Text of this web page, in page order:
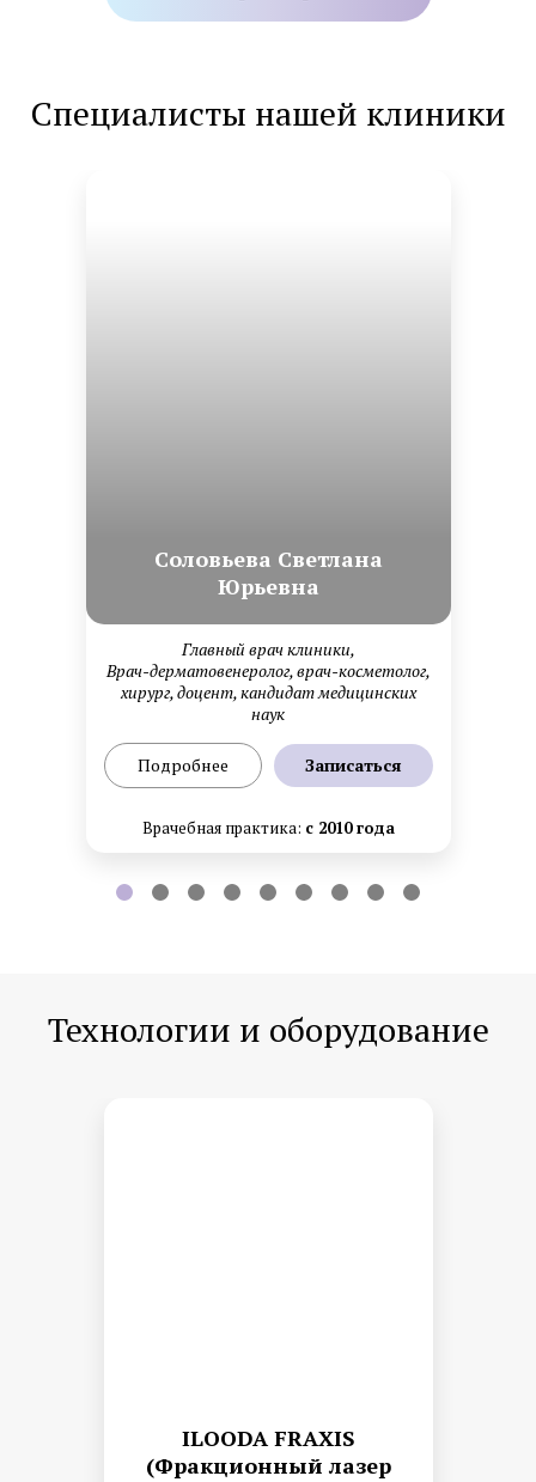
Специалисты нашей клиники
Cоловьева Cветлана
Юрьевна
Главный врач клиники,
Врач-дерматовенеролог, врач-косметолог,
хирург, доцент, кандидат медицинских
наук
Подробнее Записаться
Врачебная практика: с 2010 года
Технологии и оборудование
ILOODA FRAXIS
(Фракционный лазер